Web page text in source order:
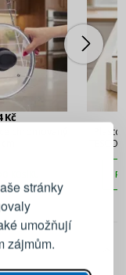
stránky
umožňují
zájmům.
Kč
účtu